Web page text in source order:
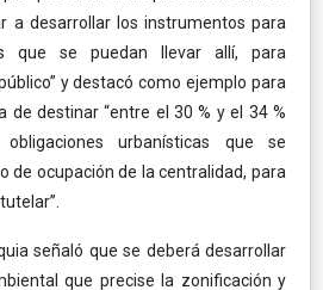
a desarrollar los instrumentos para
que se puedan llevar allí, para
y destacó como ejemplo para
de destinar “entre el 30 % y el 34 %
urbanísticas que se
de ocupación de la centralidad, para
señaló que se deberá desarrollar
que precise la zonificación y